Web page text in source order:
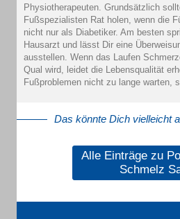
Physiotherapeuten. Grundsätzlich
Fußspezialisten Rat holen, wenn die
nicht nur als Diabetiker. Am besten
Hausarzt und lässt Dir eine
ausstellen. Wenn das Laufen
Qual wird, leidet die Lebensqualität
Fußproblemen nicht zu lange warten,
Das könnte Dich vielleicht
Alle Einträge zu
Schmelz